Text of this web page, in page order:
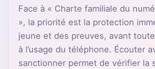
Face à « Charte familiale du
», la priorité est la protection
jeune et des preuves, avant
à l’usage du téléphone. Écouter
sanctionner permet de vérifier la